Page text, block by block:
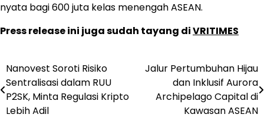
nyata bagi 600 juta kelas menengah ASEAN.
Press release ini juga sudah tayang diVRITIMES
Post
navigation
Nanovest Soroti Risiko
Sentralisasi dalam RUU
P2SK, Minta Regulasi Kripto
Lebih Adil
Jalur Pertumbuhan Hijau
dan Inklusif Aurora
Archipelago Capital di
Kawasan ASEAN